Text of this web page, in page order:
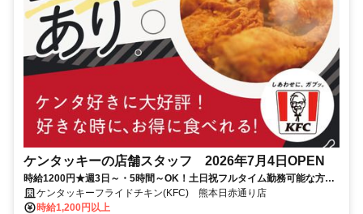
ケンタッキーの店舗スタッフ 2026年7月4日OPEN
時給1200円★週3日～・5時間～OK！土日祝フルタイム勤務可能な方大
歓迎♪ケンタッキーフライドチキン(KFC) 熊本日赤通り店
時給1,200円以上